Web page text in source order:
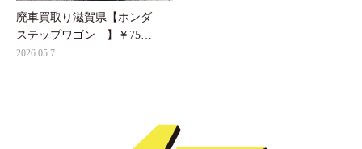
廃車買取り滋賀県【ホンダ
ステップワゴン 】￥75…
2026.05.7